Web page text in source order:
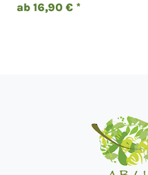
ab 16,90 € *